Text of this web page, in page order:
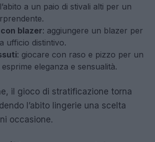
a un paio di stivali alti per un
blazer: aggiungere un blazer per
ufficio distintivo.
: giocare con raso e pizzo per un
eleganza e sensualità.
il gioco di stratificazione torna
l’abito lingerie una scelta
occasione.